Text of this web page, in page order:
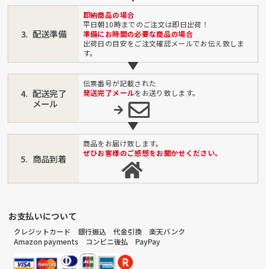
配送準備
即納商品の場合
平日朝10時までのご注文は即日出荷！
準備にお時間の必要な商品の場合
出荷日の目安をご注文確認メールでお伝え致しま
す。
配送完了
メール
伝票番号が記載された
発送完了メールをお送り致します。
商品到着
商品をお届け致します。
ぜひお客様のご感想をお聞かせください。
お支払いについて
クレジットカード 銀行振込 代金引換 楽天バンク
Amazon payments コンビニ後払 PayPay